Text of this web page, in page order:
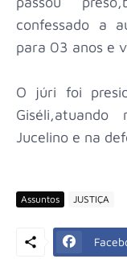
confessado a
para 03 anos e
O júri foi
Jucelino e na
Assuntos JUSTIÇA